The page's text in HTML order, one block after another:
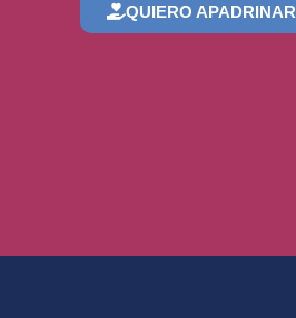
QUIERO APADRINAR